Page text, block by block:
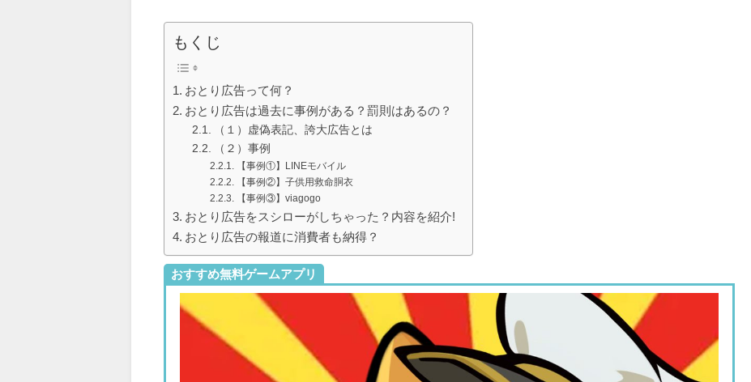
もくじ
おとり広告って何？
おとり広告は過去に事例がある？罰則はあるの？
（１）虚偽表記、誇大広告とは
（２）事例
【事例①】LINEモバイル
【事例②】子供用救命胴衣
【事例③】viagogo
おとり広告をスシローがしちゃった？内容を紹介!
おとり広告の報道に消費者も納得？
おすすめ無料ゲームアプリ